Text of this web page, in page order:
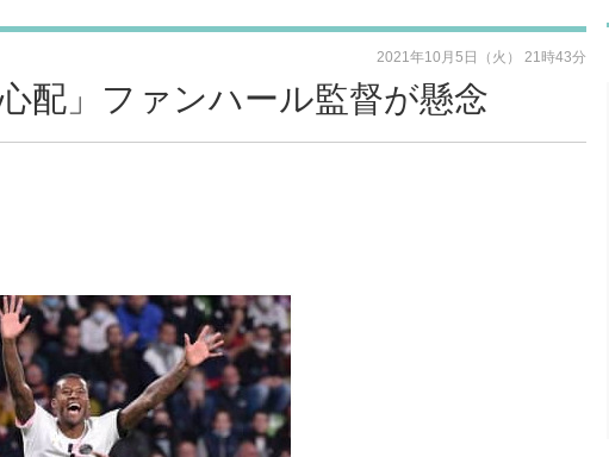
配」ファンハール監督が懸念
2021年10月5日（火） 21時43分